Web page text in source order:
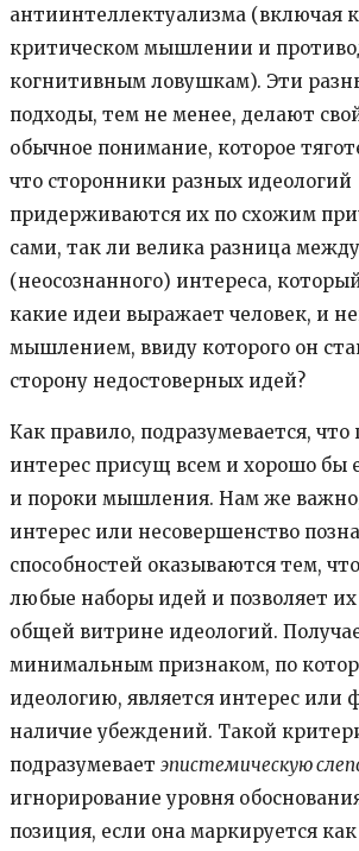
антиинтеллектуализма (включая
критическом мышлении и
когнитивным ловушкам). Эти
подходы, тем не менее, делают
обычное понимание, которое
что сторонники разных идеологий
придерживаются их по схожим
сами, так ли велика разница
(неосознанного) интереса,
какие идеи выражает человек, и
мышлением, ввиду которого он
сторону недостоверных идей?
Как правило, подразумевается,
интерес присущ всем и хорошо бы
и пороки мышления. Нам же важно,
интерес или несовершенство
способностей оказываются тем,
любые наборы идей и позволяет
общей витрине идеологий.
минимальным признаком, по
идеологию, является интерес или
наличие убеждений. Такой
подразумевает эпистемическую
игнорирование уровня
позиция, если она маркируется